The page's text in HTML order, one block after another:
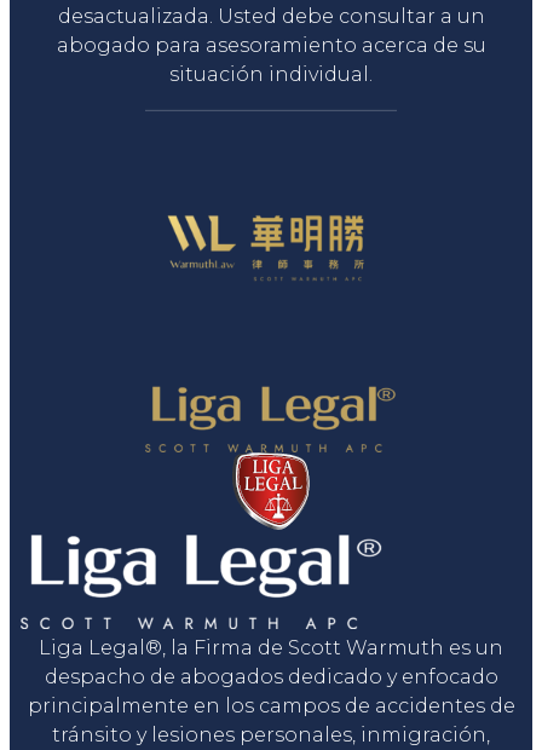
desactualizada. Usted debe consultar a un
abogado para asesoramiento acerca de su
situación individual.
Liga Legal®, la Firma de Scott Warmuth es un
despacho de abogados dedicado y enfocado
principalmente en los campos de accidentes de
tránsito y lesiones personales, inmigración,